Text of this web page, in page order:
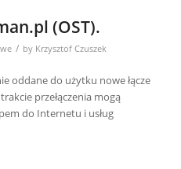
(OST).
/ by Krzysztof Czuszek
oddane do użytku nowe łącze
przełączenia mogą
do Internetu i usług